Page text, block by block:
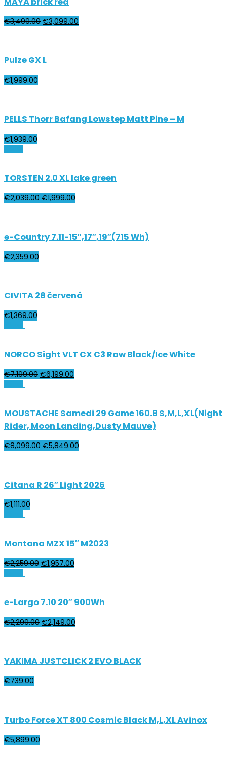
€3,499.00 €3,099.00
Pulze GX L
€1,999.00
PELLS Thorr Bafang Lowstep Matt Pine – M
€1,939.00
TORSTEN 2.0 XL lake green
€2,039.00 €1,999.00
e-Country 7.11-15″,17″,19″(715 Wh)
€2,359.00
CIVITA 28 červená
€1,369.00
NORCO Sight VLT CX C3 Raw Black/Ice White
€7,199.00 €6,199.00
MOUSTACHE Samedi 29 Game 160.8 S,M,L,XL(Night
Rider, Moon Landing,Dusty Mauve)
€8,099.00 €5,849.00
Citana R 26″ Light 2026
€1,111.00
Montana MZX 15″ M2023
€2,259.00 €1,957.00
e-Largo 7.10 20″ 900Wh
€2,299.00 €2,149.00
YAKIMA JUSTCLICK 2 EVO BLACK
€739.00
Turbo Force XT 800 Cosmic Black M,L,XL Avinox
€5,899.00